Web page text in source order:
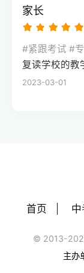
来没有
金量完
鸿沟。
识，而
复，把
的竞争
运气的
数可能
多分甚
底出了
到学习
机构必
时候，
押题给
首先是
望冲好
点。其
后这几
笨，而
班主任
神不对
用参加
取后就
水平谨
招后后
槛很高
教育部
的文凭
的合规
升或成
考、国
家长
#紧跟考试 #
2023-03-01
首页 中
© 2013-
主办